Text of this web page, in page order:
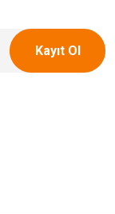
Kayıt Ol